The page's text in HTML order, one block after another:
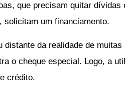
que precisam quitar dívidas
solicitam um financiamento.
distante da realidade de
o cheque especial. Logo, a
crédito.